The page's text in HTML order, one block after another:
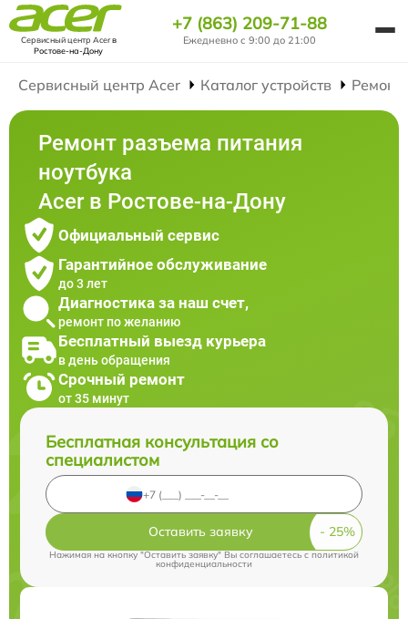
Сервисный центр Acerв
Ростове-на-Дону
+7 (863) 209-71-88
Ежедневно с 9:00 до 21:00
Сервисный центр Acer Каталог устройств Ремонт
Ремонт разъема питания
ноутбука
Acer в Ростове-на-Дону
Официальный сервис
Гарантийное обслуживание
до 3 лет
Диагностика за наш счет,
ремонт по желанию
Бесплатный выезд курьера
в день обращения
Срочный ремонт
от 35 минут
Бесплатная консультация со
специалистом
Оставить заявку
Нажимая на кнопку "Оставить заявку" Вы соглашаетесь cполитикой
конфиденциальности